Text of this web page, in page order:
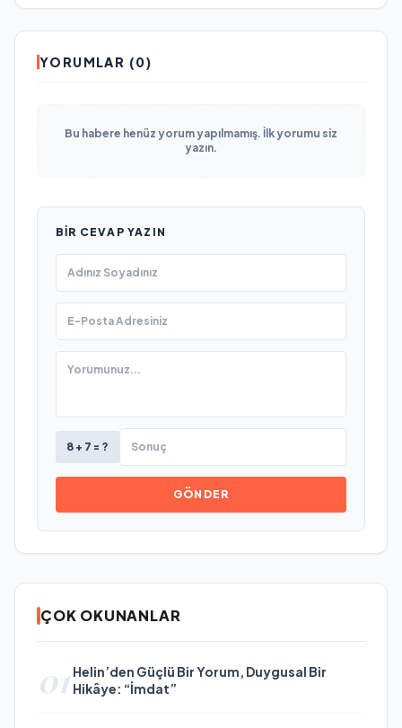
YORUMLAR (0)
Bu habere henüz yorum yapılmamış. İlk yorumu siz
yazın.
BIR CEVAP YAZIN
8 + 7 = ?
GÖNDER
ÇOK OKUNANLAR
01 Helin’den Güçlü Bir Yorum, Duygusal Bir
Hikâye: “İmdat”